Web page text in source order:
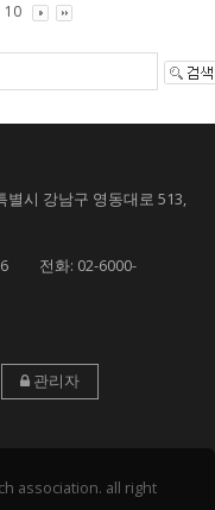
10
시 강남구 영동대로 513,
전화: 02-6000-
관리자
association. all right